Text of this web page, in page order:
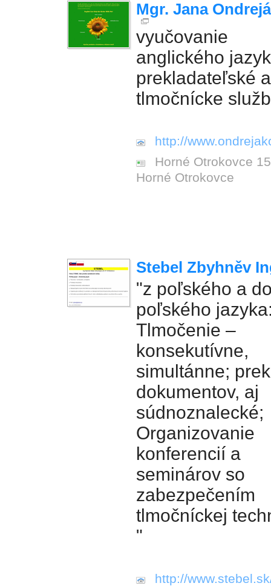
Mgr. Jana
vyučovanie
anglického
prekladateľské a
tlmočnícke
http://
Horné Otrokovce
Horné Otrokovce
Stebel Zbyhněv
"z poľského a
poľského
Tlmočenie –
konsekutívne,
simultánne;
dokumentov, aj
súdnoznalecké;
Organizovanie
konferencií a
seminárov so
zabezpečením
tlmočníckej
"
http://